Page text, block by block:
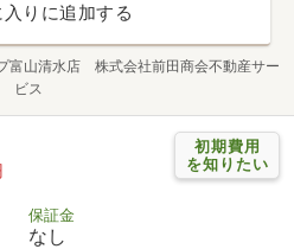
りに追加する
富山清水店 株式会社前田商会不動産サー
ビス
初期費用
を知りたい
保証金
なし